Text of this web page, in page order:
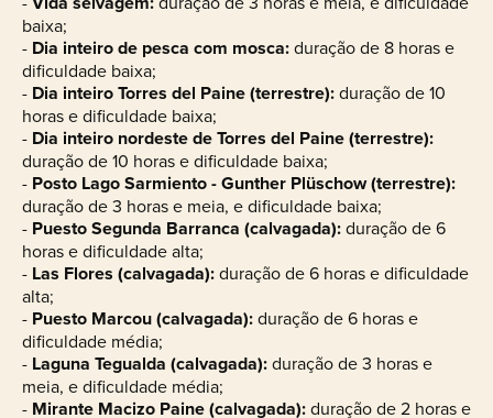
baixa;
- Dia inteiro de pesca com mosca:duração de 8 horas e
dificuldade baixa;
- Dia inteiro Torres del Paine (terrestre):duração de 10
horas e dificuldade baixa;
- Dia inteiro nordeste de Torres del Paine (terrestre):
duração de 10 horas e dificuldade baixa;
- Posto Lago Sarmiento - Gunther Plüschow (terrestre):
duração de 3 horas e meia, e dificuldade baixa;
- Puesto Segunda Barranca (calvagada):duração de 6
horas e dificuldade alta;
- Las Flores (calvagada):duração de 6 horas e dificuldade
alta;
- Puesto Marcou (calvagada):duração de 6 horas e
dificuldade média;
- Laguna Tegualda (calvagada):duração de 3 horas e
meia, e dificuldade média;
- Mirante Macizo Paine (calvagada):duração de 2 horas e